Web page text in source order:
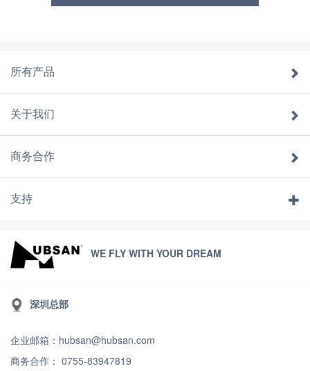
所有产品
关于我们
商务合作
支持
WE FLY WITH YOUR DREAM
深圳总部
企业邮箱：hubsan@hubsan.com
商务合作： 0755-83947819